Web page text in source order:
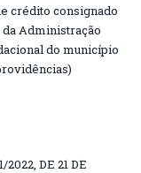
crédito consignado
Administração
do município
DE 21 DE